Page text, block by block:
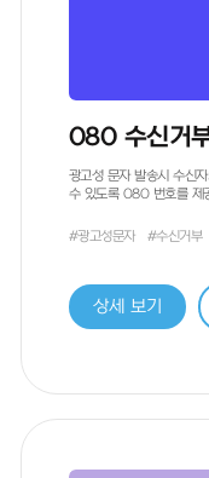
080 수신거
광고성 문자 발송시 수신
수 있도록 080 번호를 제
#광고성문자 #수신거부
상세 보기